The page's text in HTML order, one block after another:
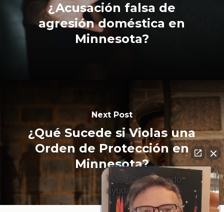
¿Acusación falsa de
agresión doméstica en
Minnesota?
Next Post
¿Qué Sucede si Violas una
Orden de Protección en
Minnesota?
👋🏼¿Cómo puedo
ayudarte?